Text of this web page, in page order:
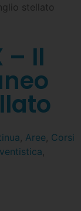
stellato
– Il
, Aree, Corsi
,